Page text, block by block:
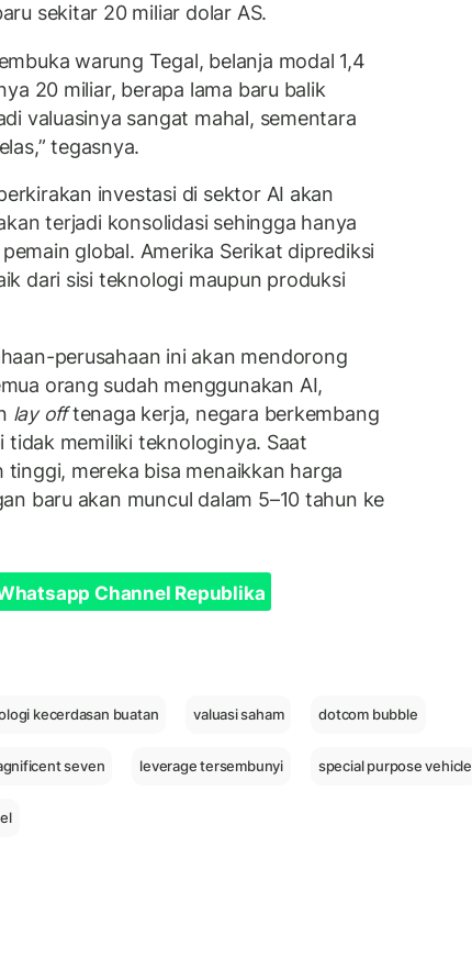
sekitar 20 miliar dolar AS.
warung Tegal, belanja modal 1,4
20 miliar, berapa lama baru balik
valuasinya sangat mahal, sementara
tegasnya.
investasi di sektor AI akan
terjadi konsolidasi sehingga hanya
global. Amerika Serikat diprediksi
dari sisi teknologi maupun produksi
perusahaan ini akan mendorong
orang sudah menggunakan AI,
lay offtenaga kerja, negara berkembang
tidak memiliki teknologinya. Saat
mereka bisa menaikkan harga
baru akan muncul dalam 5–10 tahun ke
Channel Republika
kecerdasan buatan valuasi saham dotcom bubble
seven leverage tersembunyi special purpose vehicle